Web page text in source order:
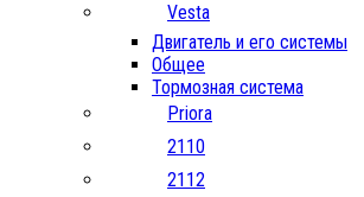
Vesta
Двигатель и его системы
Общее
Тормозная система
Priora
2110
2112